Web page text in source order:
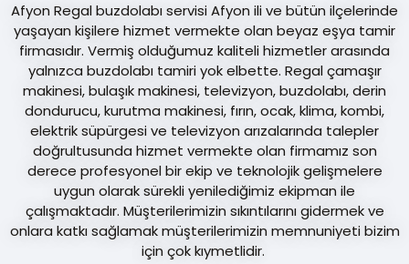
Afyon Regal buzdolabı servisi Afyon ili ve bütün ilçelerinde
yaşayan kişilere hizmet vermekte olan beyaz eşya tamir
firmasıdır. Vermiş olduğumuz kaliteli hizmetler arasında
yalnızca buzdolabı tamiri yok elbette. Regal çamaşır
makinesi, bulaşık makinesi, televizyon, buzdolabı, derin
dondurucu, kurutma makinesi, fırın, ocak, klima, kombi,
elektrik süpürgesi ve televizyon arızalarında talepler
doğrultusunda hizmet vermekte olan firmamız son
derece profesyonel bir ekip ve teknolojik gelişmelere
uygun olarak sürekli yenilediğimiz ekipman ile
çalışmaktadır. Müşterilerimizin sıkıntılarını gidermek ve
onlara katkı sağlamak müşterilerimizin memnuniyeti bizim
için çok kıymetlidir.